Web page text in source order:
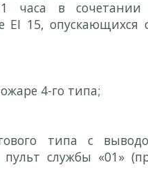
часа в сочетании
15, опускающихся
4-го типа;
типа с
службы «01»